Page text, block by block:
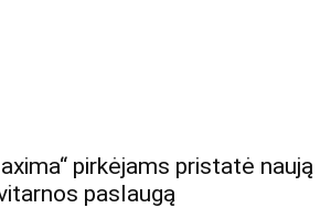
pirkėjams pristatė naują
paslaugą